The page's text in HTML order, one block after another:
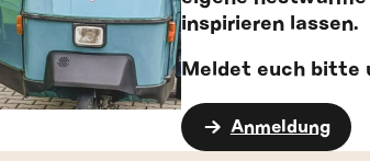
inspirieren lassen.
Meldet euch bitte
Anmeldung